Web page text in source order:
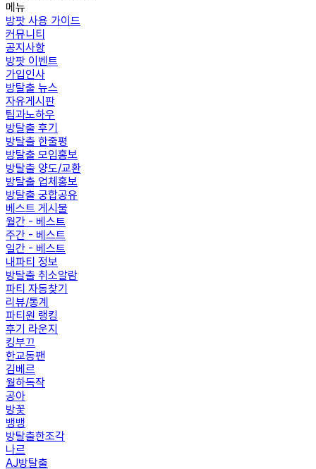
메뉴
방팟 사용 가이드
커뮤니티
공지사항
방팟 이벤트
가입인사
방탈출 뉴스
자유게시판
팁과노하우
방탈출 후기
방탈출 한줄평
방탈출 모임홍보
방탈출 양도/교환
방탈출 업체홍보
방탈출 궁합공유
베스트 게시물
월간 - 베스트
주간 - 베스트
일간 - 베스트
내파티 정보
방탈출 취소알람
파티 자동찾기
리뷰/통계
파티원 랭킹
후기 라운지
킹부끄
한교동팬
김베르
월하독작
공아
방꽃
뱅뱅
방탈출한조각
나르
AJ방탈출